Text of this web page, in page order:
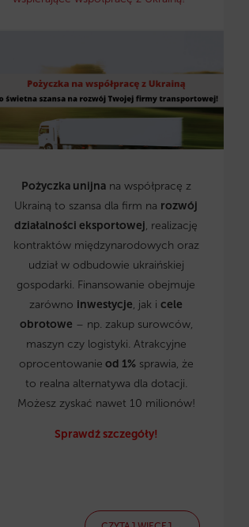
Pożyczka unijnana współpracę z
Ukrainą to szansa dla firm na rozwój
działalności eksportowej, realizację
kontraktów międzynarodowych oraz
udział w odbudowie ukraińskiej
gospodarki. Finansowanie obejmuje
zarówno inwestycje, jak icele
obrotowe – np. zakup surowców,
maszyn czy logistyki. Atrakcyjne
oprocentowanie od 1%sprawia, że
to realna alternatywa dla dotacji.
Możesz zyskać nawet 10 milionów!
Sprawdź szczegóły!